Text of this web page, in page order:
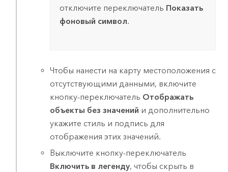
отключите переключатель Показать
фоновый символ.
Чтобы нанести на карту местоположения с
отсутствующими данными, включите
кнопку-переключатель Отображать
объекты без значений и дополнительно
укажите стиль и подпись для
отображения этих значений.
Выключите кнопку-переключатель
Включить в легенду, чтобы скрыть в